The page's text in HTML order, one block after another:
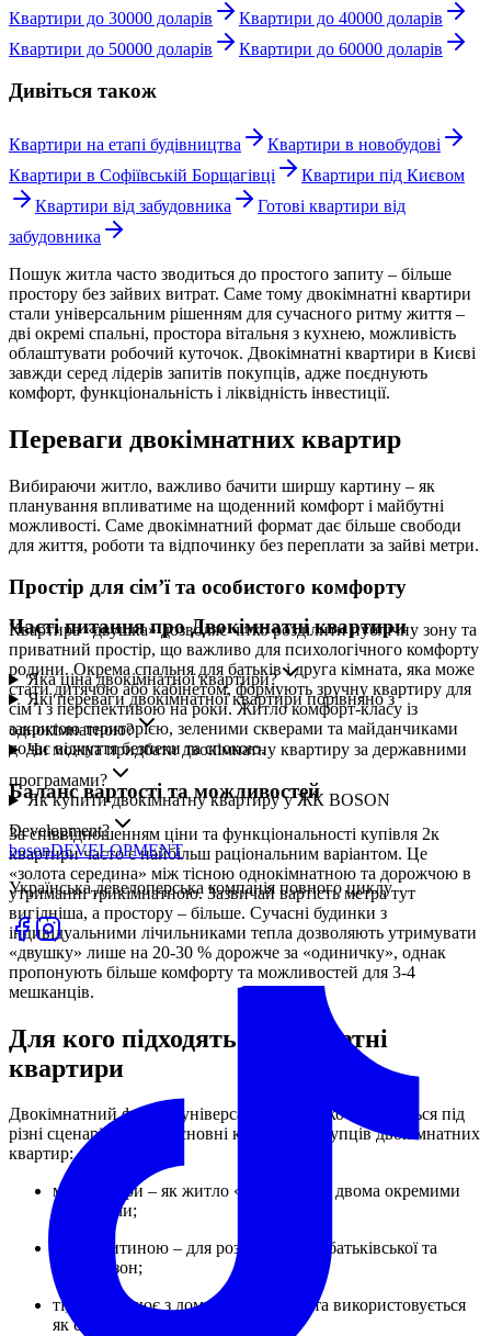
Квартири до 30000 доларів
Квартири до 40000 доларів
Квартири до 50000 доларів
Квартири до 60000 доларів
Дивіться також
Квартири на етапі будівництва
Квартири в новобудові
Квартири в Софіївській Борщагівці
Квартири під Києвом
Квартири від забудовника
Готові квартири від
забудовника
Пошук житла часто зводиться до простого запиту – більше
простору без зайвих витрат. Саме тому двокімнатні квартири
стали універсальним рішенням для сучасного ритму життя –
дві окремі спальні, простора вітальня з кухнею, можливість
облаштувати робочий куточок. Двокімнатні квартири в Києві
завжди серед лідерів запитів покупців, адже поєднують
комфорт, функціональність і ліквідність інвестиції.
Переваги двокімнатних квартир
Вибираючи житло, важливо бачити ширшу картину – як
планування впливатиме на щоденний комфорт і майбутні
можливості. Саме двокімнатний формат дає більше свободи
для життя, роботи та відпочинку без переплати за зайві метри.
Простір для сім’ї та особистого комфорту
Квартира «двушка» дозволяє чітко розділити публічну зону та
приватний простір, що важливо для психологічного комфорту
родини. Окрема спальня для батьків і друга кімната, яка може
стати дитячою або кабінетом, формують зручну квартиру для
сім’ї з перспективою на роки. Житло комфорт-класу із
закритою територією, зеленими скверами та майданчиками
додає відчуття безпеки та спокою.
Баланс вартості та можливостей
За співвідношенням ціни та функціональності купівля 2к
квартири часто є найбільш раціональним варіантом. Це
«золота середина» між тісною однокімнатною та дорожчою в
утриманні трикімнатною. Зазвичай вартість метра тут
вигідніша, а простору – більше. Сучасні будинки з
індивідуальними лічильниками тепла дозволяють утримувати
«двушку» лише на 20-30 % дорожче за «одиничку», однак
пропонують більше комфорту та можливостей для 3-4
мешканців.
Для кого підходять двокімнатні
квартири
Двокімнатний формат універсальний і легко адаптується під
різні сценарії життя. Основні категорії покупців двокімнатних
квартир:
молоді пари – як житло «на виріст» з двома окремими
спальнями;
сім’ї з дитиною – для розмежування батьківської та
дитячої зон;
ті, хто працює з дому, – одна кімната використовується
як спальня, інша – як кабінет;
Часті питання про Двокімнатні квартири
Яка ціна двокімнатної квартири?
Які переваги двокімнатної квартири порівняно з
однокімнатною?
Чи можна придбати двокімнатну квартиру за державними
програмами?
Як купити двокімнатну квартиру у ЖК BOSON
Development?
bosonDEVELOPMENT
Українська девелоперська компанія повного циклу